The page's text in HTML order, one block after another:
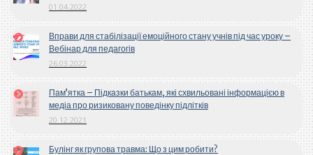
01.04.2022
Вправи для стабілізації емоційного стану учнів під час уроку –
Вебінар для педагогів
26.03.2022
Пам’ятка – Підказки батькам, які схвильовані інформацією в
медіа про ризиковану поведінку підлітків
20.12.2021
Булінг як групова травма: Що з цим робити?